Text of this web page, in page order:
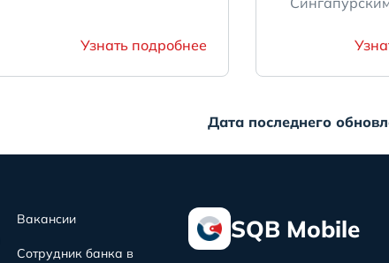
Узнать подробнее
Дата последнего
Вакансии
Сотрудник банка в
SQB Mobile